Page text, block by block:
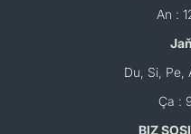
An :
Du, Si, Pe,
Ça :
BIZ